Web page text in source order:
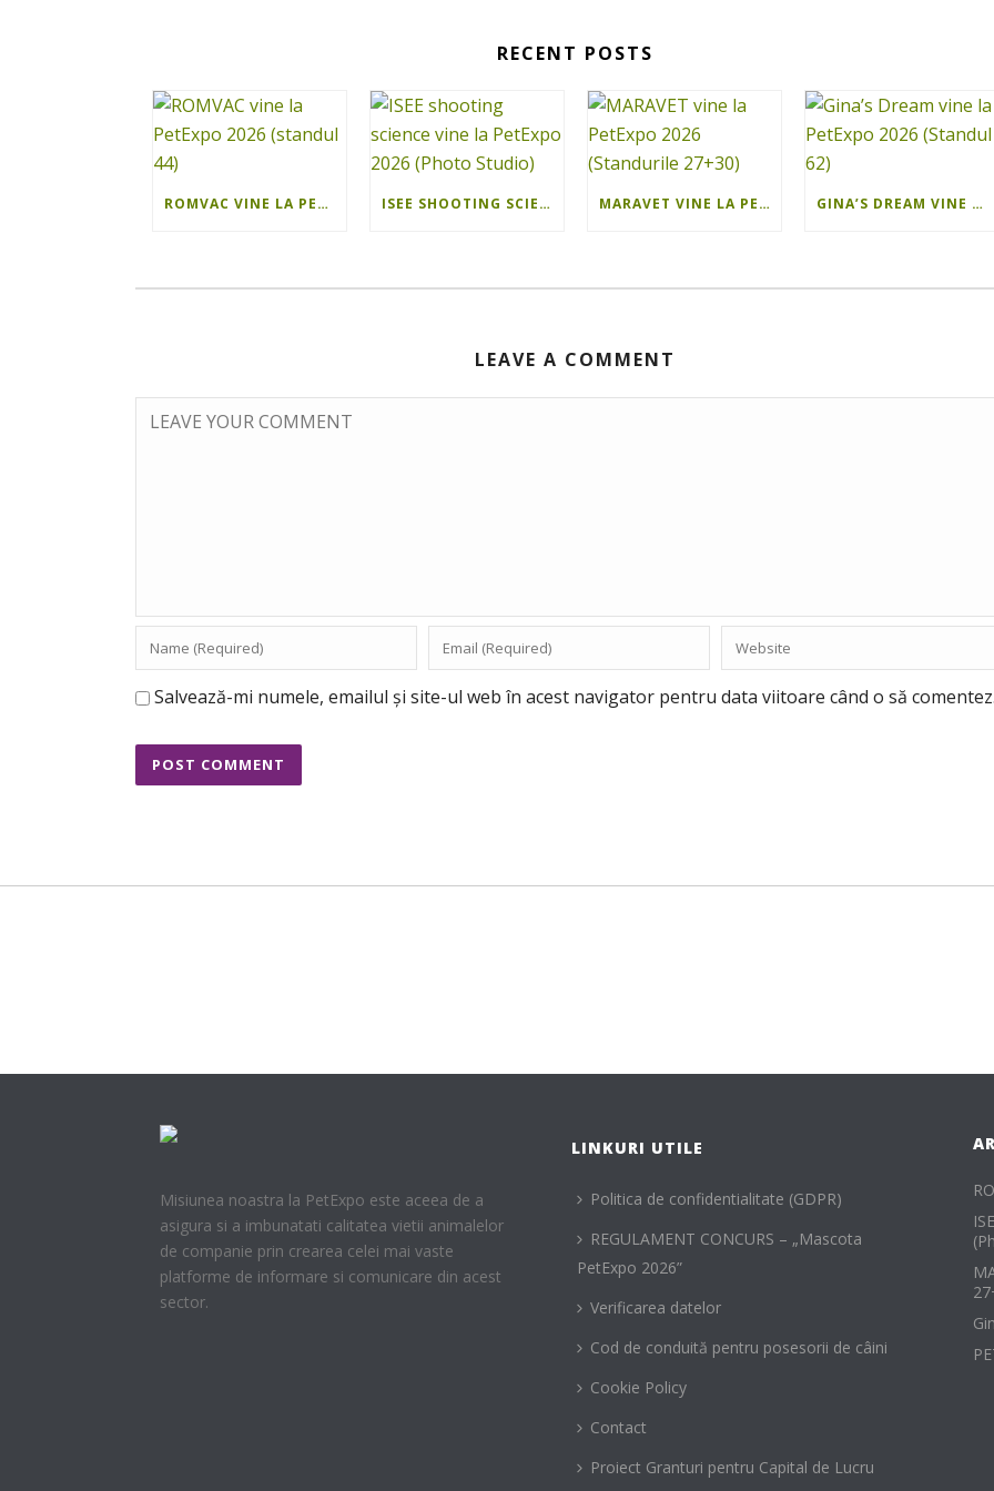
RECENT POSTS
ROMVAC VINE LA PETEXPO 2026 (STANDUL 44) ISEE SHOOTING SCIENCE VINE LA PETEXPO 2026 (PHOTO STUDIO) MARAVET VINE LA PETEXPO 2026 (STANDURILE 27+30) GINA’S DREAM VINE LA PETEXPO 2026 (STANDUL 62)
LEAVE A COMMENT
Salvează-mi numele, emailul și site-ul web în acest navigator pentru data viitoare când o să
Misiunea noastra la PetExpo este aceea de a
asigura si a imbunatati calitatea vietii animalelor
de companie prin crearea celei mai vaste
platforme de informare si comunicare din acest
sector.
LINKURI UTILE
Politica de confidentialitate (GDPR)
REGULAMENT CONCURS – „Mascota
PetExpo 2026”
Verificarea datelor
Cod de conduită pentru posesorii de câini
Cookie Policy
Contact
Proiect Granturi pentru Capital de Lucru